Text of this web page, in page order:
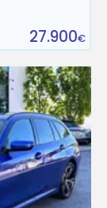
27.900€